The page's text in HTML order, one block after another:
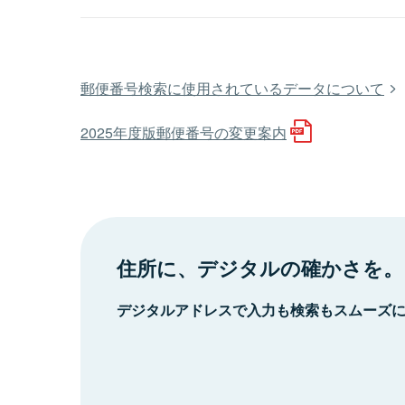
郵便番号検索に使用されているデータについて
2025年度版郵便番号の変更案内
住所に、デジタルの確かさを。
デジタルアドレスで入力も検索もスムーズ